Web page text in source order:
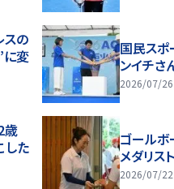
スの
に変
国民スポ
ンイチさ
2026/07/
歳
した
ゴール
メダリス
2026/07/